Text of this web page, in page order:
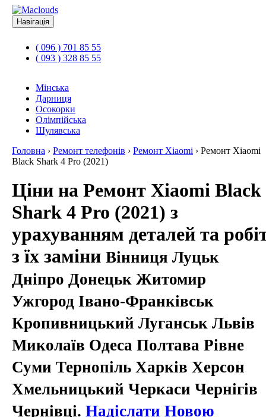
Навігація
( 096 ) 701 85 55
( 093 ) 328 85 55
Мінська
Дарниця
Осокорки
Олімпійська
Шулявська
Головна › Ремонт телефонів › Ремонт Xiaomi › Ремонт Xiaomi
Black Shark 4 Pro (2021)
Ціни на Ремонт Xiaomi Black
Shark 4 Pro (2021) з
урахуванням деталей та
з їх заміни Вінниця Луцьк
Дніпро Донецьк Житомир
Ужгород Івано-Франківськ
Кропивницький Луганськ Львів
Миколаїв Одеса Полтава Рівне
Суми Тернопіль Харків Херсон
Хмельницький Черкаси Чернігів
Чернівці. Надіслати Новою